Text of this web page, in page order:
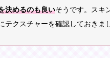
決めるのも良いそうです。スキ
テクスチャーを確認しておきま